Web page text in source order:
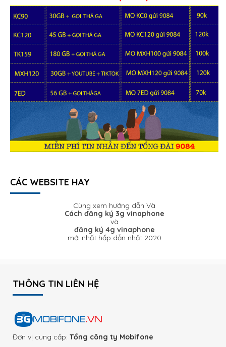
CÁC WEBSITE HAY
Cùng xem hướng dẫn Và
Cách đăng ký 3g vinaphone
và
đăng ký 4g vinaphone
mới nhất hấp dẫn nhất 2020
THÔNG TIN LIÊN HỆ
Đơn vị cung cấp: Tổng công ty Mobifone